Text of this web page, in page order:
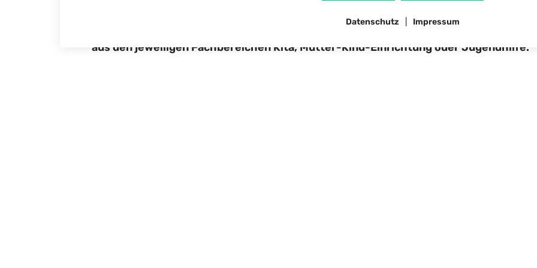
Wir beantworten Ihnen gerne Ihre Fragen, kümmern uns um Ihre Anliegen oder
aus den jeweiligen Fachbereichen Kita, Mutter-Kind-Einrichtung oder Jugendhilfe.
Datenschutz Impressum